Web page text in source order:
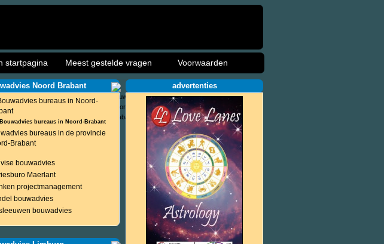
startpagina Meest gestelde vragen Voorwaarden
Noord Brabant
Bouwadvies bureaus in Noord-Brabant
bureaus in de provincie
Brabant
bouwadvies
Maerlant
projectmanagement
bouwadvies
bouwadvies
advertenties